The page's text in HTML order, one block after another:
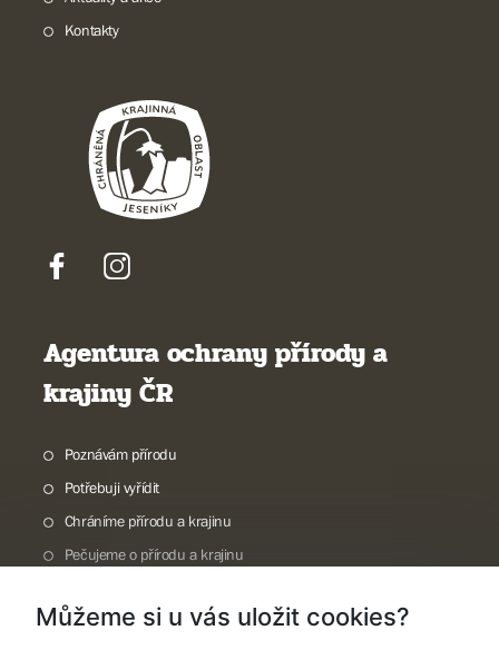
Kontakty
Agentura ochrany přírody a
krajiny ČR
Poznávám přírodu
Potřebuji vyřídit
Chráníme přírodu a krajinu
Pečujeme o přírodu a krajinu
O nás
Můžeme si u vás uložit cookies?